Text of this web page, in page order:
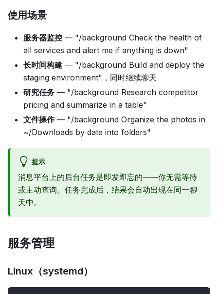
使用场景
服务器监控 — "/background Check the health of
all services and alert me if anything is down"
长时间构建 — "/background Build and deploy the
staging environment"，同时继续聊天
研究任务 — "/background Research competitor
pricing and summarize in a table"
文件操作— "/background Organize the photos in
~/Downloads by date into folders"
提示
消息平台上的后台任务是即发即忘的——你无需等待
或主动查询。任务完成后，结果会自动出现在同一聊
天中。
服务管理
Linux（systemd）